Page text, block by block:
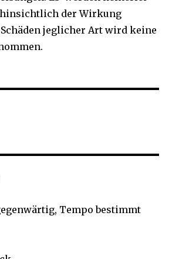
der Wirkung
jeglicher Art wird keine
Tempo bestimmt